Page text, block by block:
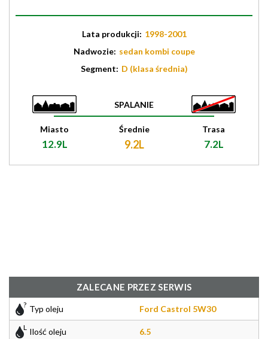
Lata produkcji: 1998-2001
Nadwozie: sedan kombi coupe
Segment: D (klasa średnia)
SPALANIE
Miasto
12.9L
Średnie
9.2L
Trasa
7.2L
ZALECANE PRZEZ SERWIS
Typ oleju Ford Castrol 5W30
Ilość oleju 6.5